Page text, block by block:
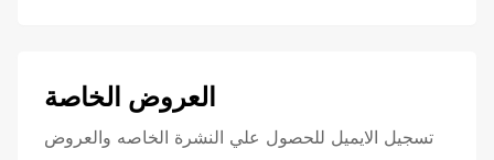
العروض الخاصة
تسجيل الايميل للحصول علي النشرة الخاصه والعروض